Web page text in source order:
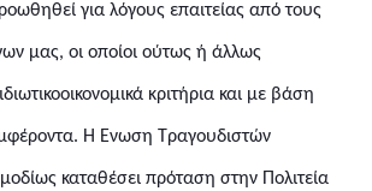
για λόγους επαιτείας από τους
μας, οι οποίοι ούτως ή άλλως
κριτήρια και με βάση
Η Ένωση Τραγουδιστών
καταθέσει πρόταση στην Πολιτεία